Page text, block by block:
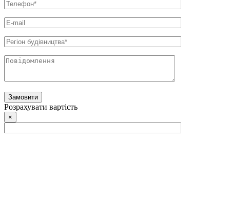
Розрахувати вартість
×